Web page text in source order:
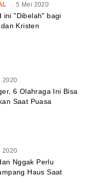
5 Mei 2020
ini "Dibelah" bagi
Kristen
2020
6 Olahraga Ini Bisa
Saat Puasa
2020
Nggak Perlu
Haus Saat